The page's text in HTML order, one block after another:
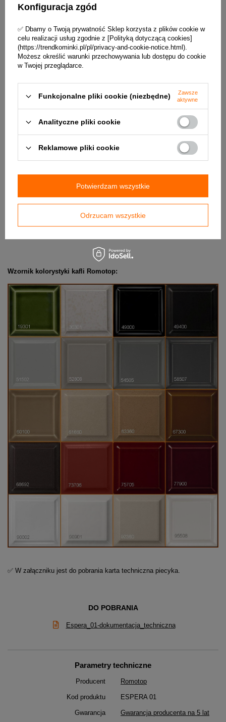
normy związanie z zanieczyszczaniem
środowiska i ekologią.
wkłady kominkowe Romotop
w budynkach z różnymi stratami ciepła i tam, gdzie zwykłe wkłady
kominkowe z dużym przeszkleniem nie byłyby
możliwe do zastosowania.
Wzornik kolorystyki kafli Romotop:
✅ W załączniku jest do pobrania karta techniczna piecyka.
DO POBRANIA
Espera_01-dokumentacja_techniczna
Parametry techniczne
Producent Romotop
Kod produktu ESPERA 01
Gwarancja Gwarancja producenta na 5 lat
Konfiguracja zgód
✅ Dbamy o Twoją prywatność Sklep korzysta z plików cookie w
celu realizacji usług zgodnie z [Polityką dotyczącą cookies]
(https://trendkominki.pl/pl/privacy-and-cookie-notice.html).
Możesz określić warunki przechowywania lub dostępu do cookie
w Twojej przeglądarce.
Funkcjonalne pliki cookie (niezbędne)
Zawsze
aktywne
Analityczne pliki cookie
Reklamowe pliki cookie
Odrzucam wszystkie
Potwierdzam wszystkie